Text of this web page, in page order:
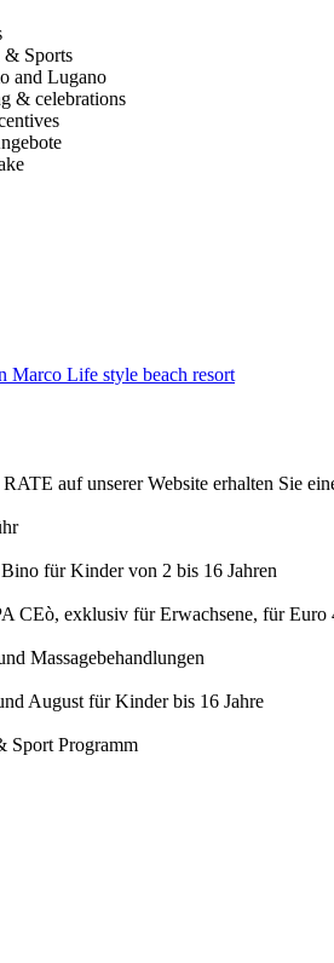
& Sports
and Lugano
& celebrations
Marco Life style beach resort
auf unserer Website erhalten Sie
für Kinder von 2 bis 16 Jahren
CEò, exklusiv für Erwachsene, für Euro
Massagebehandlungen
August für Kinder bis 16 Jahre
Sport Programm